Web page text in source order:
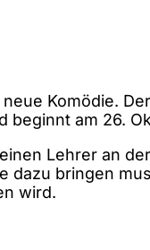
Komödie.
beginnt am 26.
Lehrer an
dazu bringen
wird.